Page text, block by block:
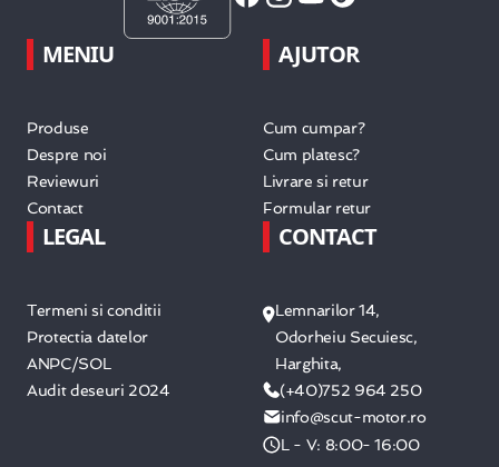
MENIU
Produse
Despre noi
Reviewuri
Contact
AJUTOR
Cum cumpar?
Cum platesc?
Livrare si retur
Formular retur
LEGAL
Termeni si conditii
Protectia datelor
ANPC/SOL
Audit deseuri 2024
CONTACT
Lemnarilor 14,
Odorheiu Secuiesc,
Harghita,
(+40)752 964 250
info@scut-motor.ro
L - V: 8:00- 16:00